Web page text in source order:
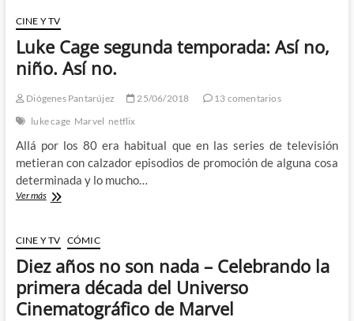
Luke
Cage
–
cuando
hicieron
solo
para
hacerlas
añicos
CINE Y TV
Luke Cage segunda temporada: Así no,
niño. Así no.
Diógenes Pantarújez 25/06/2018
13 comentarios
luke cage Marvel netflix
Allá por los 80 era habitual que en las series de televisión
metieran con calzador episodios de promoción de alguna cosa
determinada y lo mucho…
Ver másLuke
temporada:
Así
no,
Así
no.
CINE Y TV CÓMIC
Diez años no son nada – Celebrando la
primera década del Universo
Cinematográfico de Marvel